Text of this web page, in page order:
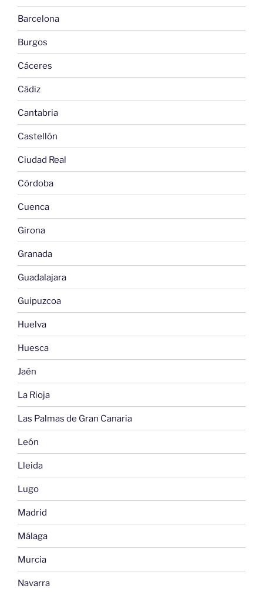
Barcelona
Burgos
Cáceres
Cádiz
Cantabria
Castellón
Ciudad Real
Córdoba
Cuenca
Girona
Granada
Guadalajara
Guipuzcoa
Huelva
Huesca
Jaén
La Rioja
Las Palmas de Gran Canaria
León
Lleida
Lugo
Madrid
Málaga
Murcia
Navarra